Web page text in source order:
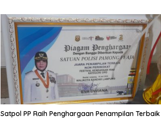
Satpol PP Raih Penghargaan Penampilan Terbaik